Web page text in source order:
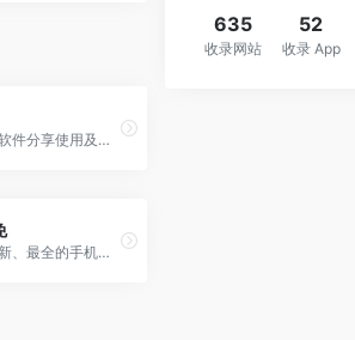
专注精品软件分享使用及实用系统工具的科技博客
最快、最新、最全的手机应用、桌面软件限免资讯，iPhone 限免、Mac 限免通通不错过。
635
收录网站
52
收录 App